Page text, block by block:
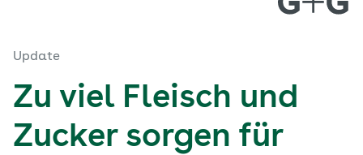
Update
Zu viel Fleisch und
Zucker sorgen für